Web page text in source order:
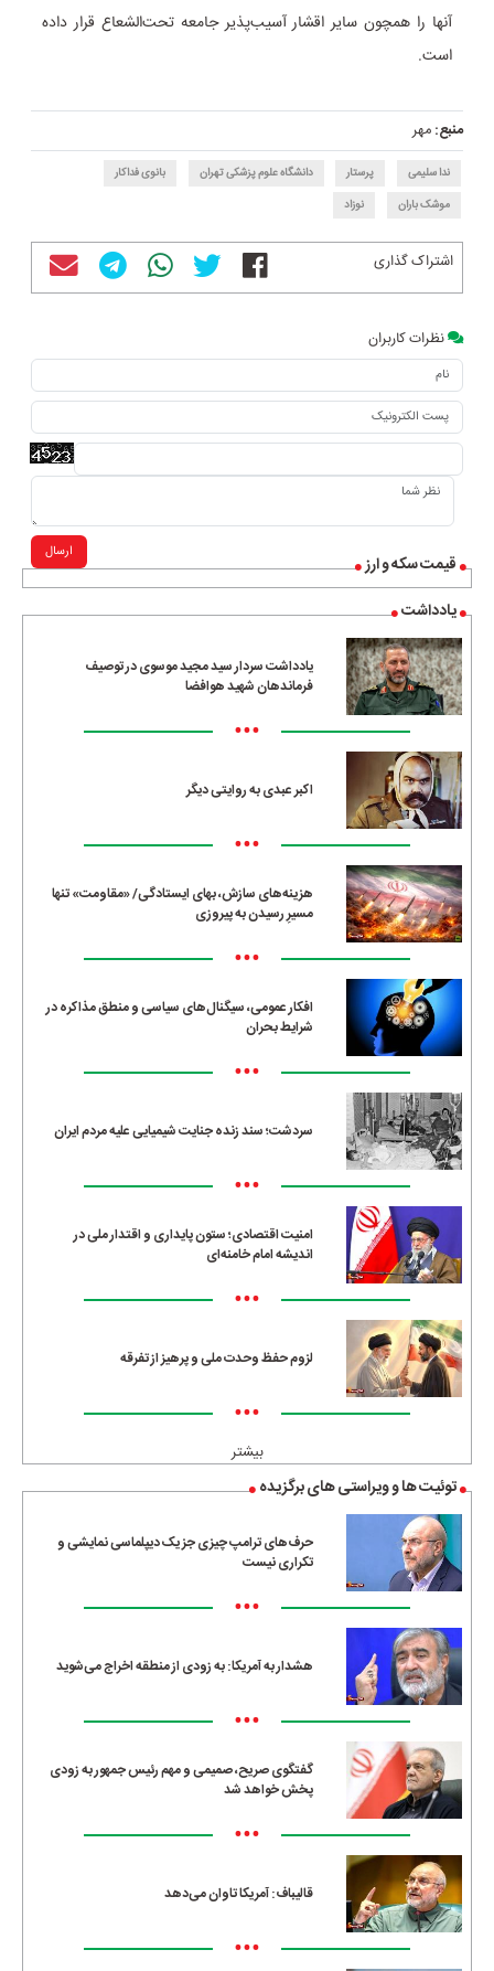
قیمت سکه و ارز
یادداشت
یادداشت سردار سید مجید موسوی در توصیف
فرماندهان شهید هوافضا
•••
اکبر عبدی به روایتی دیگر
•••
هزینه‌های سازش، بهای ایستادگی/ «مقاومت» تنها
مسیرِ رسیدن به پیروزی
•••
افکار عمومی، سیگنال‌های سیاسی و منطق مذاکره در
شرایط بحران
•••
سردشت؛ سند زنده جنایت شیمیایی علیه مردم ایران
•••
امنیت اقتصادی؛ ستون پایداری و اقتدار ملی در
اندیشه امام خامنه‌ای
•••
لزوم حفظ وحدت ملی و پرهیز از تفرقه
•••
بیشتر
توئیت ها و ویراستی های برگزیده
حرف‌های ترامپ چیزی جز یک دیپلماسی نمایشی و
تکراری نیست
•••
هشدار به آمریکا: به زودی از منطقه اخراج می‌شوید
•••
گفتگوی صریح، صمیمی و مهم رئیس جمهور به زودی
پخش خواهد شد
•••
قالیباف: آمریکا تاوان می‌دهد
•••
آنها را همچون سایر اقشار آسیب‌پذیر جامعه تحت‌الشعاع قرار داده
است.
منبع:مهر
ندا سلیمی پرستار دانشگاه علوم پزشکی تهران
بانوی فداکار
موشک باران
نوزاد
اشتراک گذاری
نظرات کاربران
ارسال